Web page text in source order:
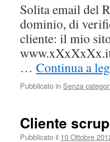
Solita email del
dominio, di
cliente: il mio
… Continua a
Pubblicato in Senza
Cliente
Pubblicato il 10 Ottobre